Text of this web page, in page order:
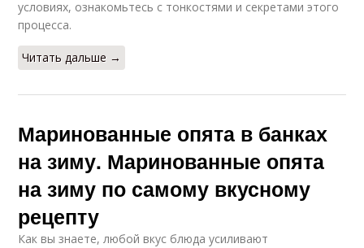
условиях, ознакомьтесь с тонкостями и секретами этого
процесса.
Читать дальше →
Маринованные опята в банках
на зиму. Маринованные опята
на зиму по самому вкусному
рецепту
Как вы знаете, любой вкус блюда усиливают